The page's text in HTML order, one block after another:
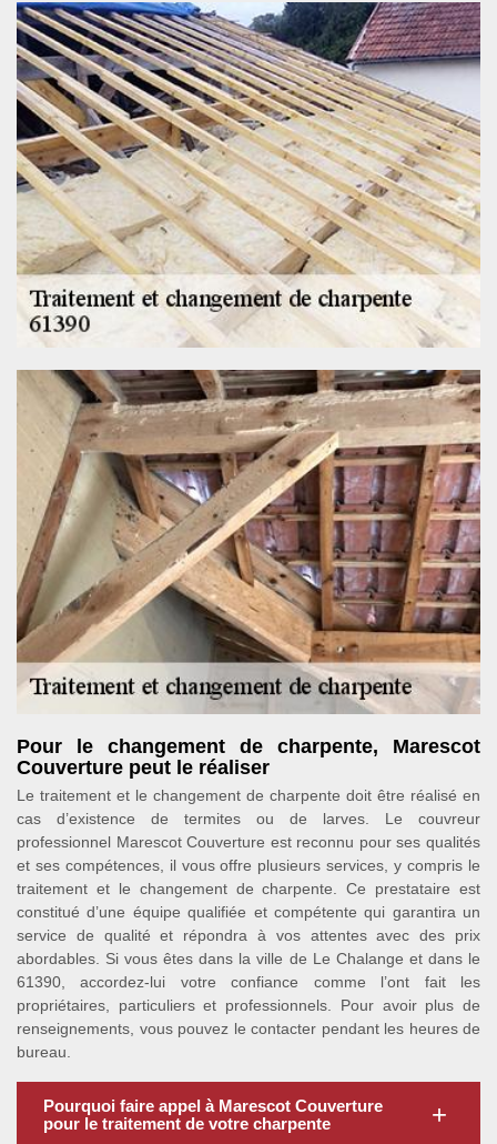
Pour le changement de charpente, Marescot
Couverture peut le réaliser
Le traitement et le changement de charpente doit être réalisé en
cas d’existence de termites ou de larves. Le couvreur
professionnel Marescot Couverture est reconnu pour ses qualités
et ses compétences, il vous offre plusieurs services, y compris le
traitement et le changement de charpente. Ce prestataire est
constitué d’une équipe qualifiée et compétente qui garantira un
service de qualité et répondra à vos attentes avec des prix
abordables. Si vous êtes dans la ville de Le Chalange et dans le
61390, accordez-lui votre confiance comme l’ont fait les
propriétaires, particuliers et professionnels. Pour avoir plus de
renseignements, vous pouvez le contacter pendant les heures de
bureau.
Pourquoi faire appel à Marescot Couverture
pour le traitement de votre charpente